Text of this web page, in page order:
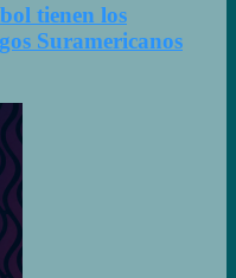
tienen los
Suramericanos